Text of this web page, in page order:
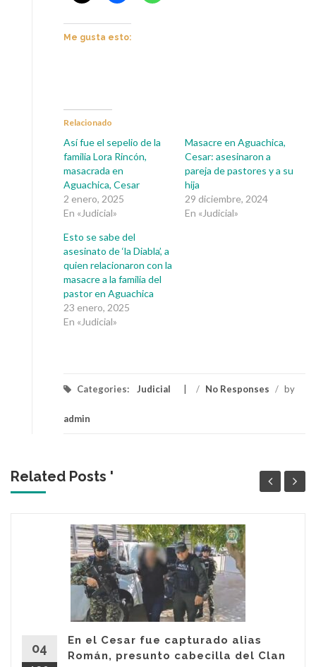
Me gusta esto:
Relacionado
Así fue el sepelio de la
familia Lora Rincón,
masacrada en
Aguachica, Cesar
2 enero, 2025
En «Judicial»
Masacre en Aguachica,
Cesar: asesinaron a
pareja de pastores y a su
hija
29 diciembre, 2024
En «Judicial»
Esto se sabe del
asesinato de ‘la Diabla’, a
quien relacionaron con la
masacre a la familia del
pastor en Aguachica
23 enero, 2025
En «Judicial»
Categories: Judicial / No Responses / by
admin
Related Posts '
04
En el Cesar fue capturado alias
Román, presunto cabecilla del Clan